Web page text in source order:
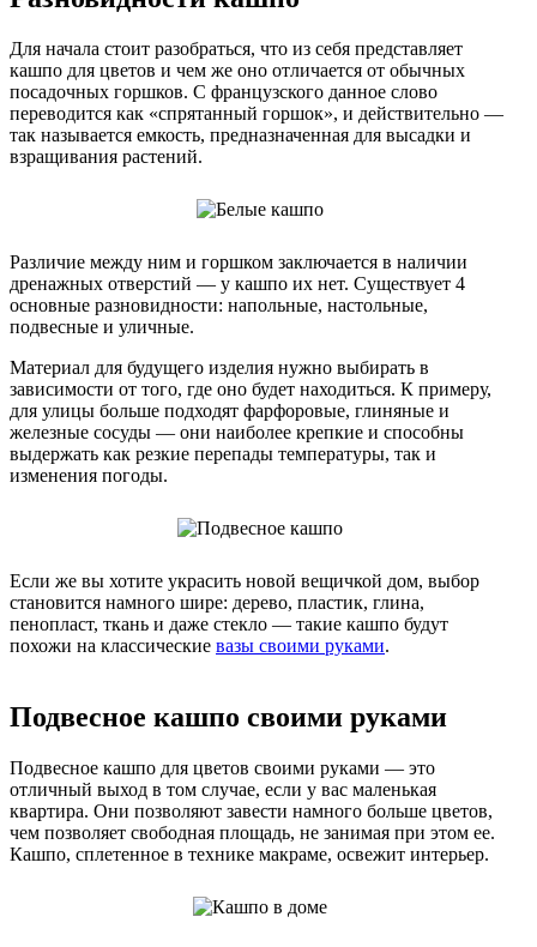
Для начала стоит разобраться, что из себя представляет
кашпо для цветов и чем же оно отличается от обычных
посадочных горшков. С французского данное слово
переводится как «спрятанный горшок», и действительно —
так называется емкость, предназначенная для высадки и
взращивания растений.
Различие между ним и горшком заключается в наличии
дренажных отверстий — у кашпо их нет. Существует 4
основные разновидности: напольные, настольные,
подвесные и уличные.
Материал для будущего изделия нужно выбирать в
зависимости от того, где оно будет находиться. К примеру,
для улицы больше подходят фарфоровые, глиняные и
железные сосуды — они наиболее крепкие и способны
выдержать как резкие перепады температуры, так и
изменения погоды.
Если же вы хотите украсить новой вещичкой дом, выбор
становится намного шире: дерево, пластик, глина,
пенопласт, ткань и даже стекло — такие кашпо будут
похожи на классические вазы своими руками.
Подвесное кашпо своими руками
Подвесное кашпо для цветов своими руками — это
отличный выход в том случае, если у вас маленькая
квартира. Они позволяют завести намного больше цветов,
чем позволяет свободная площадь, не занимая при этом ее.
Кашпо, сплетенное в технике макраме, освежит интерьер.